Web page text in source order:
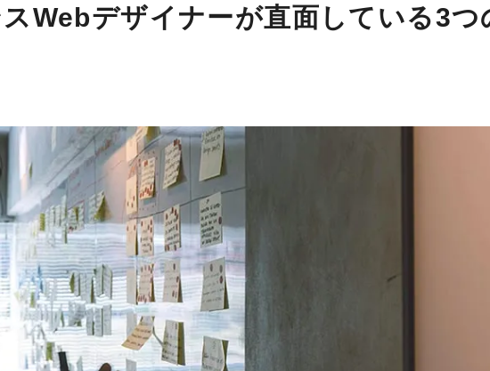
Webデザイナーが直面している3つ